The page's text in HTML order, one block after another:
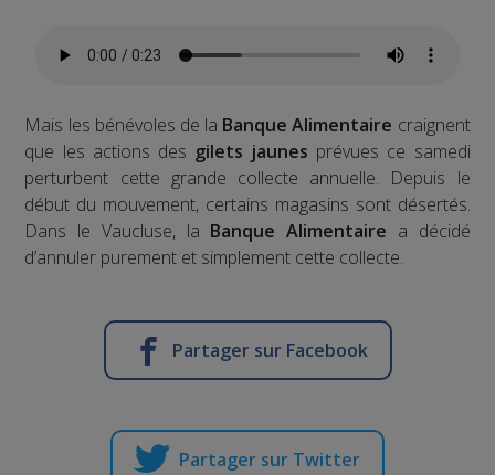
Mais les bénévoles de la Banque Alimentaire craignent
que les actions des gilets jaunes prévues ce samedi
perturbent cette grande collecte annuelle. Depuis le
début du mouvement, certains magasins sont désertés.
Dans le Vaucluse, la Banque Alimentaire a décidé
d’annuler purement et simplement cette collecte.
Partager sur Facebook
Partager sur Twitter